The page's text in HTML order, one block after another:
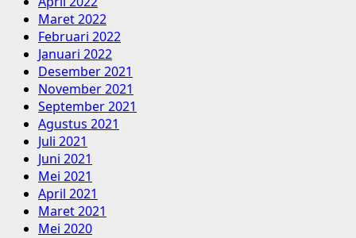
Maret 2022
Februari 2022
Januari 2022
Desember 2021
November 2021
September 2021
Agustus 2021
Juli 2021
Juni 2021
Mei 2021
April 2021
Maret 2021
Mei 2020